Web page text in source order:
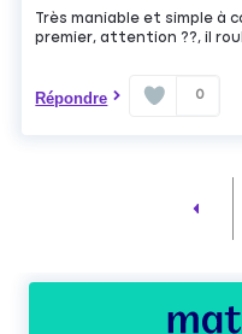
Très maniable et simple à
premier, attention ??, il
Répondre 0